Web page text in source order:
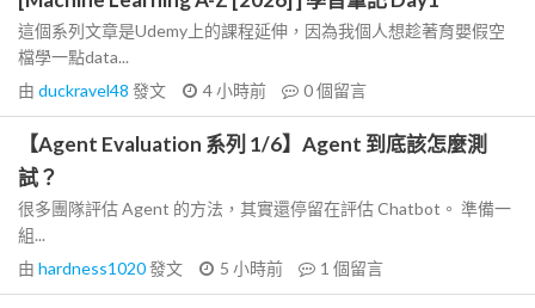
這個系列文章是Udemy上的課程延伸，因為我個人想趁著育嬰假空
檔學一點data...
由 duckravel48 發文 4 小時前 0個留言
【Agent Evaluation 系列 1/6】Agent 到底該怎麼測
試？
很多團隊評估 Agent 的方法，其實還停留在評估 Chatbot。 準備一
組...
由 hardness1020發文 5 小時前 1 個留言